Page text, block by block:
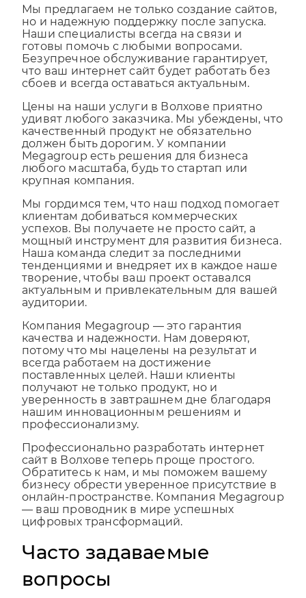
Мы предлагаем не только создание сайтов,
но и надежную поддержку после запуска.
Наши специалисты всегда на связи и
готовы помочь с любыми вопросами.
Безупречное обслуживание гарантирует,
что ваш интернет сайт будет работать без
Цены на наши услуги в Волхове приятно
удивят любого заказчика. Мы убеждены, что
качественный продукт не обязательно
должен быть дорогим. У компании
Megagroup есть решения для бизнеса
любого масштаба, будь то стартап или
Мы гордимся тем, что наш подход помогает
клиентам добиваться коммерческих
успехов. Вы получаете не просто сайт, а
мощный инструмент для развития бизнеса.
Наша команда следит за последними
тенденциями и внедряет их в каждое наше
творение, чтобы ваш проект оставался
актуальным и привлекательным для вашей
Компания Megagroup — это гарантия
качества и надежности. Нам доверяют,
потому что мы нацелены на результат и
всегда работаем на достижение
поставленных целей. Наши клиенты
получают не только продукт, но и
уверенность в завтрашнем дне благодаря
нашим инновационным решениям и
Профессионально разработать интернет
сайт в Волхове теперь проще простого.
Обратитесь к нам, и мы поможем вашему
бизнесу обрести уверенное присутствие в
онлайн-пространстве. Компания Megagroup
— ваш проводник в мире успешных
Часто задаваемые
вопросы